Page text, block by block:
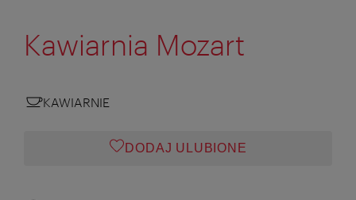
Kawiarnia Mozart
KAWIARNIE
DODAJ ULUBIONE